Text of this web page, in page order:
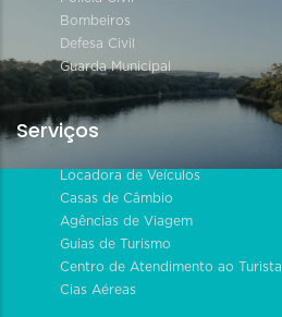
Bombeiros
Defesa Civil
Guarda Municipal
Serviços
Locadora de Veículos
Casas de Câmbio
Agências de Viagem
Guias de Turismo
Centro de Atendimento ao Turista
Cias Aéreas